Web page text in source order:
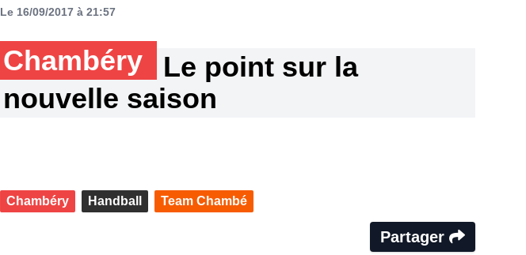
Le 16/09/2017 à 21:57
Chambéry
Le point sur la
nouvelle saison
Chambéry Handball Team Chambé
Partager